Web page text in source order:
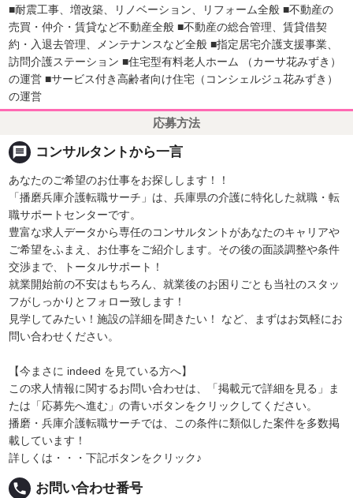
■耐震工事、増改築、リノベーション、リフォーム全般 ■不動産の
売買・仲介・賃貸など不動産全般 ■不動産の総合管理、賃貸借契
約・入退去管理、メンテナンスなど全般 ■指定居宅介護支援事業、
訪問介護ステーション ■住宅型有料老人ホーム （カーサ花みずき）
の運営 ■サービス付き高齢者向け住宅（コンシェルジュ花みずき）
の運営
応募方法
message コンサルタントから一言
あなたのご希望のお仕事をお探しします！！
「播磨兵庫介護転職サーチ」は、兵庫県の介護に特化した就職・転
職サポートセンターです。
豊富な求人データから専任のコンサルタントがあなたのキャリアや
ご希望をふまえ、お仕事をご紹介します。その後の面談調整や条件
交渉まで、トータルサポート！
就業開始前の不安はもちろん、就業後のお困りごとも当社のスタッ
フがしっかりとフォロー致します！
見学してみたい！施設の詳細を聞きたい！ など、まずはお気軽にお
問い合わせください。
【今まさに indeed を見ている方へ】
この求人情報に関するお問い合わせは、「掲載元で詳細を見る」ま
たは「応募先へ進む」の青いボタンをクリックしてください。
播磨・兵庫介護転職サーチでは、この条件に類似した案件を多数掲
載しています！
詳しくは・・・下記ボタンをクリック♪
local_phone お問い合わせ番号